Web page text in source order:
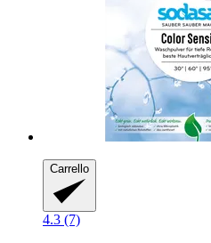
Carrello
4.3 (7)